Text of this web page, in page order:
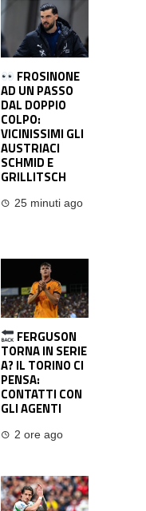
FROSINONE
AD UN PASSO
DAL DOPPIO
COLPO:
VICINISSIMI GLI
AUSTRIACI
SCHMID E
GRILLITSCH
25 minuti ago
FERGUSON
TORNA IN SERIE
A? IL TORINO CI
PENSA:
CONTATTI CON
GLI AGENTI
2 ore ago